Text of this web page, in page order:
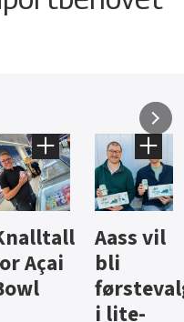
og
fra
Hard
iste fra
Hansa